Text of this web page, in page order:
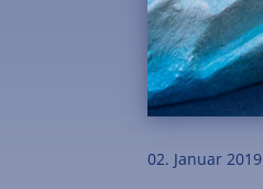
02. Januar 2019